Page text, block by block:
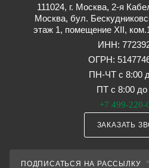
111024, г. Москва, 2-я
Москва, бул.
этаж 1, помещение XII,
ИНН:
ОГРН:
ПН-ЧТ с 8:00
ПТ с 8:00 до
+7 499-220-
ЗАКАЗАТЬ
ПОДПИСАТЬСЯ НА РАССЫЛКУ